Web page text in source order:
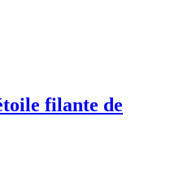
filante de